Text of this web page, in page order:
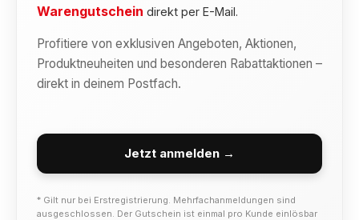
Warengutschein direkt per E-Mail.
Profitiere von exklusiven Angeboten, Aktionen,
Produktneuheiten und besonderen Rabattaktionen –
direkt in deinem Postfach.
Jetzt anmelden →
* Gilt nur bei Erstregistrierung. Mehrfachanmeldungen sind
ausgeschlossen. Der Gutschein ist einmal pro Kunde einlösbar